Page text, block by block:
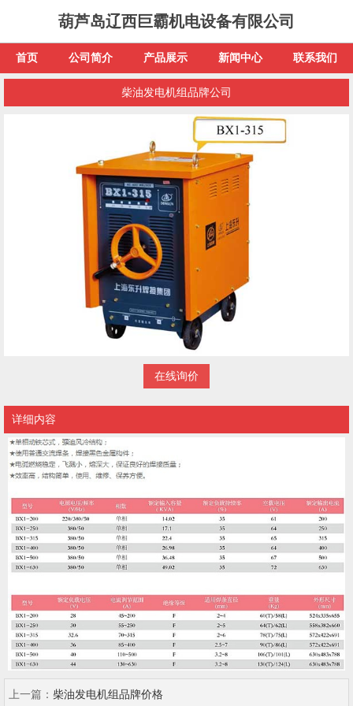
葫芦岛辽西巨霸机电设备有限公司
首页 公司简介 产品展示 新闻中心 联系我们
柴油发电机组品牌公司
在线询价
详细内容
上一篇： 柴油发电机组品牌价格